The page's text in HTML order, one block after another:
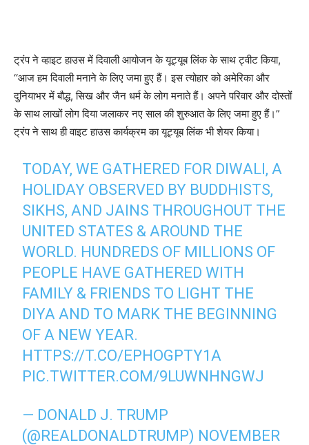
ट्रंप ने व्हाइट हाउस में दिवाली आयोजन के यूट्यूब लिंक के साथ ट्वीट किया,
‘‘आज हम दिवाली मनाने के लिए जमा हुए हैं। इस त्योहार को अमेरिका और
दुनियाभर में बौद्ध, सिख और जैन धर्म के लोग मनाते हैं। अपने परिवार और दोस्तों
के साथ लाखों लोग दिया जलाकर नए साल की शुरुआत के लिए जमा हुए हैं।”
ट्रंप ने साथ ही वाइट हाउस कार्यक्रम का यूट्यूब लिंक भी शेयर किया।
TODAY, WE GATHERED FOR DIWALI, A
HOLIDAY OBSERVED BY BUDDHISTS,
SIKHS, AND JAINS THROUGHOUT THE
UNITED STATES & AROUND THE
WORLD. HUNDREDS OF MILLIONS OF
PEOPLE HAVE GATHERED WITH
FAMILY & FRIENDS TO LIGHT THE
DIYA AND TO MARK THE BEGINNING
OF A NEW YEAR.
HTTPS://T.CO/EPHOGPTY1A
PIC.TWITTER.COM/9LUWNHNGWJ
— DONALD J. TRUMP
(@REALDONALDTRUMP) NOVEMBER